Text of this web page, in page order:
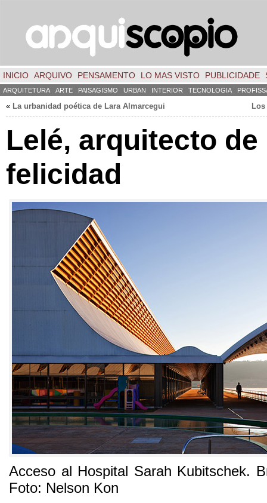
INICIO ARQUIVO PENSAMENTO LO MAS VISTO PUBLICIDADE
ARQUITETURA ARTE PAISAGISMO URBAN INTERIOR TECNOLOGIA
« La urbanidad poética de Lara Almarcegui
Lelé, arquitecto de
felicidad
Acceso al Hospital Sarah Kubitschek.
Foto: Nelson Kon